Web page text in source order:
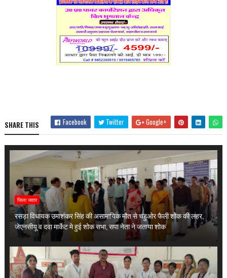
SHARE THIS Facebook Twitter Google+
जिला जवार
रसड़ा विधायक उमाशंकर सिंह की असामायिक मौत से चहुओर फैली शोक की लहर,
जेएनसीयू व दवा मार्केट मे हुई शोक सभा, सपा नेता ने जताया शोक